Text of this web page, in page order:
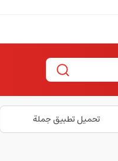
تحميل تطبيق جملة